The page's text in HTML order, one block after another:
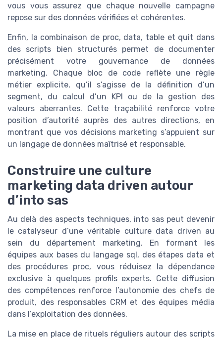
vous vous assurez que chaque nouvelle campagne
repose sur des données vérifiées et cohérentes.
Enfin, la combinaison de proc, data, table et quit dans
des scripts bien structurés permet de documenter
précisément votre gouvernance de données
marketing. Chaque bloc de code reflète une règle
métier explicite, qu’il s’agisse de la définition d’un
segment, du calcul d’un KPI ou de la gestion des
valeurs aberrantes. Cette traçabilité renforce votre
position d’autorité auprès des autres directions, en
montrant que vos décisions marketing s’appuient sur
un langage de données maîtrisé et responsable.
Construire une culture
marketing data driven autour
d’into sas
Au delà des aspects techniques, into sas peut devenir
le catalyseur d’une véritable culture data driven au
sein du département marketing. En formant les
équipes aux bases du langage sql, des étapes data et
des procédures proc, vous réduisez la dépendance
exclusive à quelques profils experts. Cette diffusion
des compétences renforce l’autonomie des chefs de
produit, des responsables CRM et des équipes média
dans l’exploitation des données.
La mise en place de rituels réguliers autour des scripts